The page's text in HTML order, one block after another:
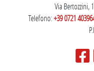
Via Bertozzini,
Telefono:+39 0721